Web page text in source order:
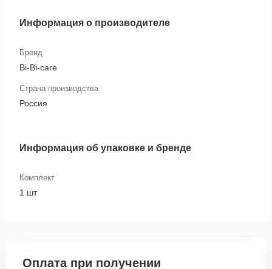
Информация о производителе
Бренд
Bi-Bi-care
Страна производства
Россия
Информация об упаковке и бренде
Комплект
1 шт
Оплата при получении